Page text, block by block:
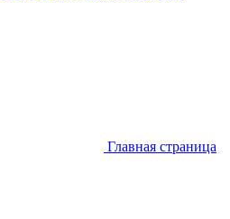
Главная страница